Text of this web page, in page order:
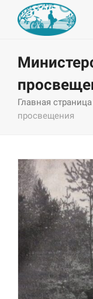
Главная страница
просвещения